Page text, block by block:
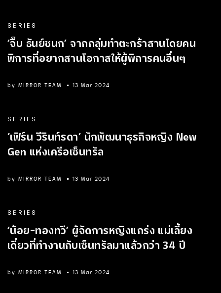
SERIES
‘จิ๊บ ธันย์ชนก’ จากกลุ่มทำตะกร้าสานโดยคน
พิการที่อยากสานโอกาสให้ผู้พิการคนอื่นๆ
by MIRROR TEAM 13 Mar 2024
SERIES
‘เฟิร์น วีรินท์รดา’ นักพัฒนาธุรกิจหญิง New
Gen แห่งเครือเซ็นทรัล
by MIRROR TEAM 13 Mar 2024
SERIES
‘น้อย-ทองทวี’ ผู้จัดการหญิงแกร่ง แม่เลี้ยง
เดี่ยวที่ทำงานกับเซ็นทรัลมาแล้วกว่า 34 ปี
by MIRROR TEAM 13 Mar 2024